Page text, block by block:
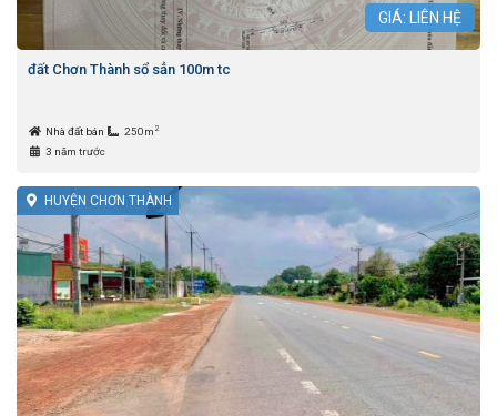
GIÁ: LIÊN HỆ
đất Chơn Thành sổ sẳn 100m tc
Nhà đất bán 250m 2
3 năm trước
HUYỆN CHƠN THÀNH